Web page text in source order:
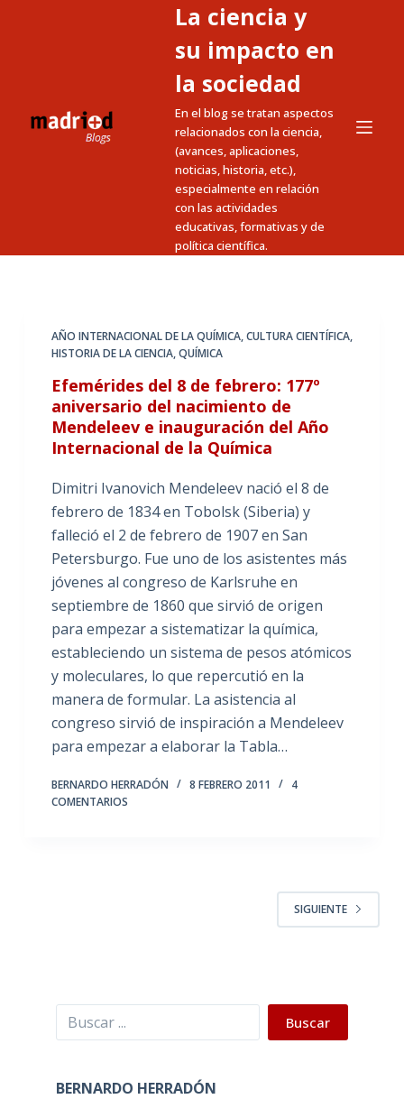
n
La ciencia y
su impacto en
la sociedad
En el blog se tratan aspectos
relacionados con la ciencia,
(avances, aplicaciones,
noticias, historia, etc.),
especialmente en relación
con las actividades
educativas, formativas y de
política científica.
AÑO INTERNACIONAL DE LA QUÍMICA,CULTURA CIENTÍFICA,
HISTORIA DE LA CIENCIA,QUÍMICA
Efemérides del 8 de febrero: 177º
aniversario del nacimiento de
Mendeleev e inauguración del Año
Internacional de la Química
Dimitri Ivanovich Mendeleev nació el 8 de
febrero de 1834 en Tobolsk (Siberia) y
falleció el 2 de febrero de 1907 en San
Petersburgo. Fue uno de los asistentes más
jóvenes al congreso de Karlsruhe en
septiembre de 1860 que sirvió de origen
para empezar a sistematizar la química,
estableciendo un sistema de pesos atómicos
y moleculares, lo que repercutió en la
manera de formular. La asistencia al
congreso sirvió de inspiración a Mendeleev
para empezar a elaborar la Tabla…
BERNARDO HERRADÓN 8 FEBRERO 2011
4
COMENTARIOS
SIGUIENTE
Buscar Buscar
BERNARDO HERRADÓN